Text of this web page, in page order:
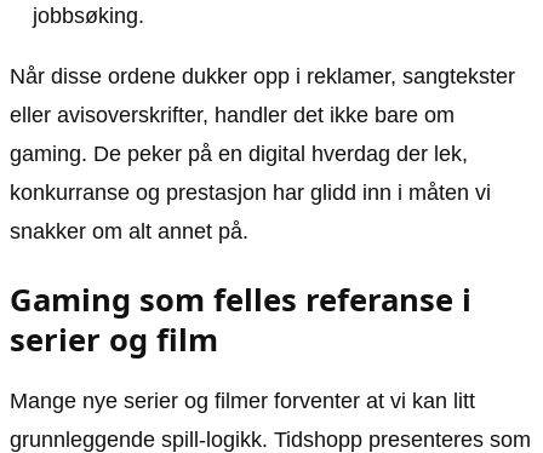
jobbsøking.
Når disse ordene dukker opp i reklamer, sangtekster
eller avisoverskrifter, handler det ikke bare om
gaming. De peker på en digital hverdag der lek,
konkurranse og prestasjon har glidd inn i måten vi
snakker om alt annet på.
Gaming som felles referanse i
serier og film
Mange nye serier og filmer forventer at vi kan litt
grunnleggende spill-logikk. Tidshopp presenteres som